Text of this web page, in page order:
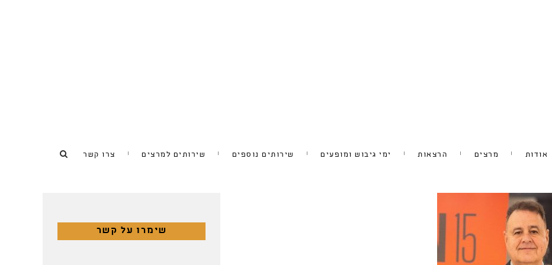
אודות מרצים הרצאות ימי גיבוש ומופעים שירותים נוספים שירותים למרצים צרו קשר
שימרו על קשר